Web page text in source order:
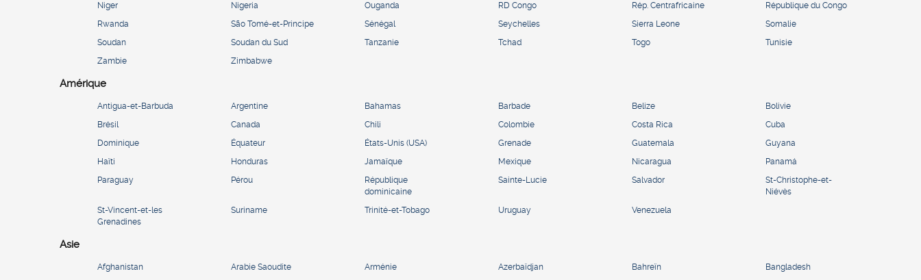
Niger
Nigeria Ouganda RD Congo Rép. Centrafricaine
République du Congo
Rwanda
São Tomé-et-Principe Sénégal Seychelles Sierra Leone
Somalie
Soudan
Soudan du Sud Tanzanie Tchad Togo
Tunisie
Zambie
Zimbabwe
Amérique
Antigua-et-Barbuda Argentine Bahamas Barbade Belize
Bolivie
Brésil
Canada Chili Colombie Costa Rica
Cuba
Dominique
Équateur États-Unis (USA) Grenade Guatemala
Guyana
Haïti
Honduras Jamaïque Mexique Nicaragua
Panamá
Paraguay
Pérou
République
dominicaine
Sainte-Lucie Salvador
St-Christophe-et-
Niévès
St-Vincent-et-les
Grenadines
Suriname Trinité-et-Tobago Uruguay Venezuela
Asie
Afghanistan Arabie Saoudite Arménie Azerbaïdjan Bahreïn
Bangladesh